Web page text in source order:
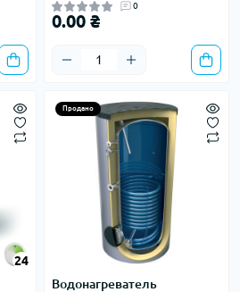
0
0.00 ₴
24
Продано
Водонагреватель